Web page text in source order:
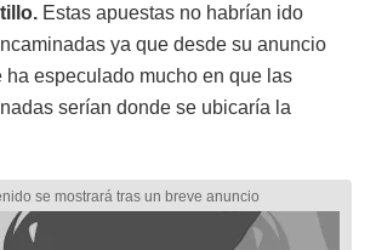
Estas apuestas no habrían ido
ya que desde su anuncio
ha especulado mucho en que las
serían donde se ubicaría la